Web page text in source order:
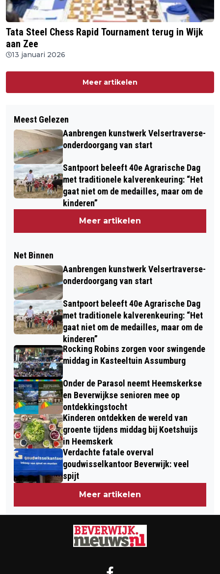
Tata Steel Chess Rapid Tournament terug in Wijk
aan Zee
13 januari 2026
Meer artikelen
Meest Gelezen
Aanbrengen kunstwerk Velsertraverse-
onderdoorgang van start
Santpoort beleeft 40e Agrarische Dag
met traditionele kalverenkeuring: “Het
gaat niet om de medailles, maar om de
kinderen”
Meer artikelen
Net Binnen
Aanbrengen kunstwerk Velsertraverse-
onderdoorgang van start
Santpoort beleeft 40e Agrarische Dag
met traditionele kalverenkeuring: “Het
gaat niet om de medailles, maar om de
kinderen”
Rocking Robins zorgen voor swingende
middag in Kasteeltuin Assumburg
Onder de Parasol neemt Heemskerkse
en Beverwijkse senioren mee op
ontdekkingstocht
Kinderen ontdekken de wereld van
groente tijdens middag bij Koetshuijs
in Heemskerk
Verdachte fatale overval
goudwisselkantoor Beverwijk: veel
spijt
Meer artikelen